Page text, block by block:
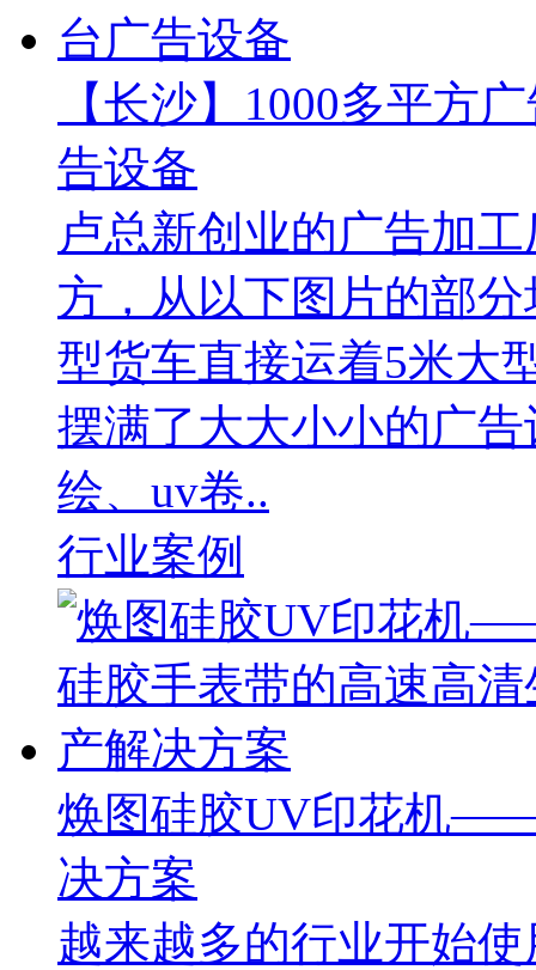
【长沙】1000多平方
告设备
卢总新创业的广告加
方，从以下图片的部
型货车直接运着5米大
摆满了大大小小的广
绘、uv卷..
行业案例
焕图硅胶UV印花机
决方案
越来越多的行业开始